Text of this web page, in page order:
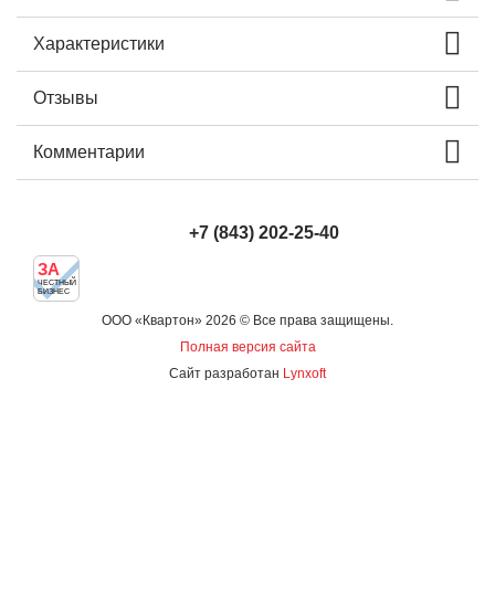
Характеристики
Отзывы
Комментарии
+7 (843) 202-25-40
ЗА
ЧЕСТНЫЙ
БИЗНЕС
ООО «Квартон» 2026 © Все права защищены.
Полная версия сайта
Сайт разработан Lynxoft